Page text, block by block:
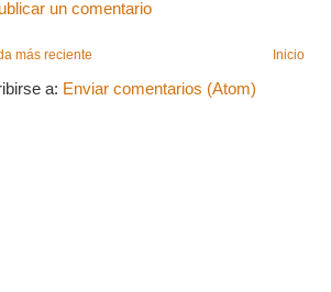
un comentario
más reciente Inicio
a: Enviar comentarios (Atom)